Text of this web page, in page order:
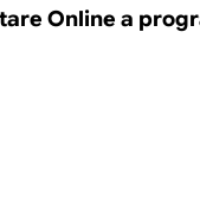
Online a